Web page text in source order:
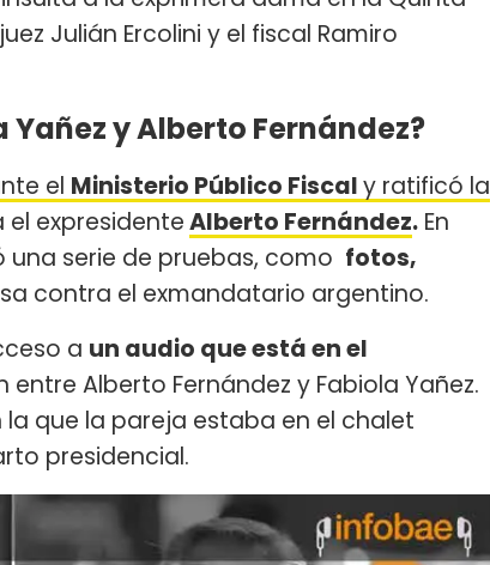
Julián Ercolini y el fiscal Ramiro
y Alberto Fernández?
el Ministerio Público Fiscaly ratificó la
el expresidenteAlberto Fernández. En
serie de pruebas, como fotos,
contra el exmandatario argentino.
a un audio que está en el
Alberto Fernández y Fabiola Yañez.
que la pareja estaba en el chalet
presidencial.